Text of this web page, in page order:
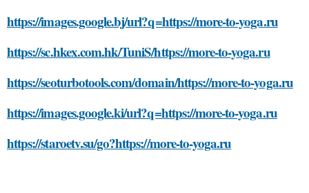
https://images.google.bj/url?q=https://more-to-yoga.ru
https://sc.hkex.com.hk/TuniS/https://more-to-yoga.ru
https://seoturbotools.com/domain/https://more-to-yoga.ru
https://images.google.ki/url?q=https://more-to-yoga.ru
https://staroetv.su/go?https://more-to-yoga.ru